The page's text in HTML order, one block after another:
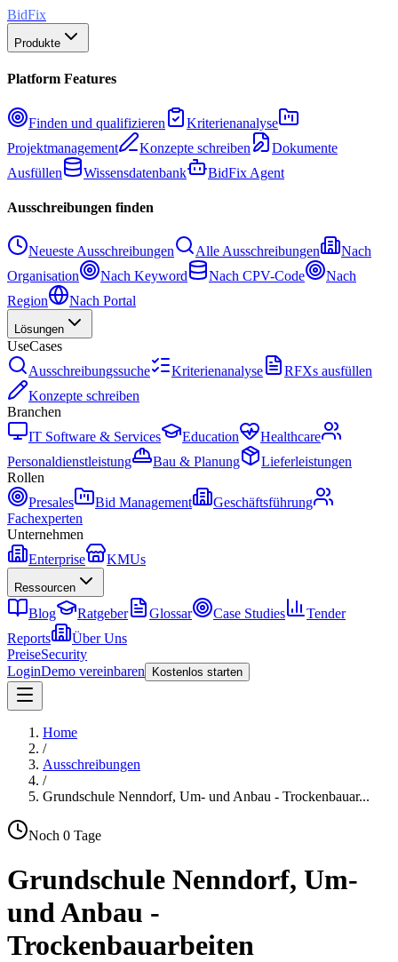
BidFix
Produkte
Platform Features
Finden und qualifizieren
Kriterienanalyse
Projektmanagement
Konzepte schreiben
Dokumente
Ausfüllen
Wissensdatenbank BidFix Agent
Ausschreibungen finden
Neueste Ausschreibungen Alle Ausschreibungen
Nach
Organisation
Nach Keyword Nach CPV-Code
Nach
Region
Nach Portal
Lösungen
UseCases
Ausschreibungssuche
Kriterienanalyse
RFXs ausfüllen
Konzepte schreiben
Branchen
IT Software & Services
Education
Healthcare
Personaldienstleistung
Bau & Planung
Lieferleistungen
Rollen
Presales
Bid Management
Geschäftsführung
Fachexperten
Unternehmen
Enterprise
KMUs
Ressourcen
Blog Ratgeber Glossar Case Studies
Tender
Reports
Über Uns
PreiseSecurity
LoginDemo vereinbaren Kostenlos starten
Home
/
Ausschreibungen
/
Grundschule Nenndorf, Um- und Anbau - Trockenbauar...
Noch 0 Tage
Grundschule Nenndorf, Um-
und Anbau -
Trockenbauarbeiten